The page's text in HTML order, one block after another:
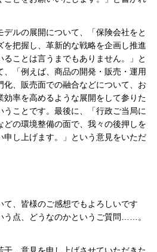
ルの展開について、「保険会社をと
を把握し、革新的な戦略を企画し推進
ることは言うまでもありません。」と
「例えば、商品の開発・販売・運用
化、販売面での融合などについて、お
率を高めるような展開をして参りた
ことです。最後に、「行政ご当局に
どの環境整備の面で、我々の後押しを
申し上げます。」という意見をいただ
て、皆様のご感想でもよろしいです
う点、どうなのかというご質問……。